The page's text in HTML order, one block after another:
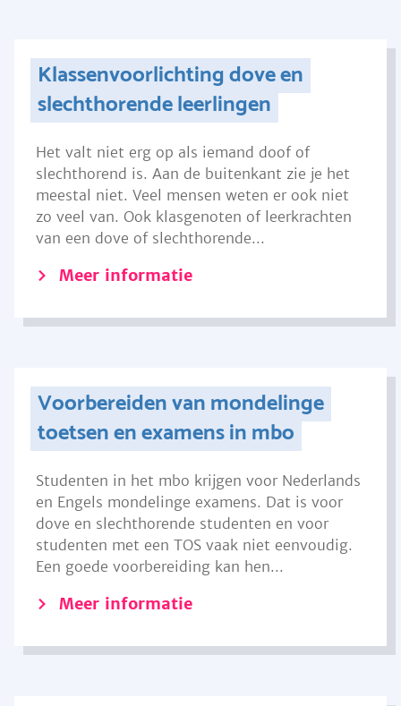
Klassenvoorlichting dove en
slechthorende leerlingen
Het valt niet erg op als iemand doof of
slechthorend is. Aan de buitenkant zie je het
meestal niet. Veel mensen weten er ook niet
zo veel van. Ook klasgenoten of leerkrachten
van een dove of slechthorende...
Meer informatie
Voorbereiden van mondelinge
toetsen en examens in mbo
Studenten in het mbo krijgen voor Nederlands
en Engels mondelinge examens. Dat is voor
dove en slechthorende studenten en voor
studenten met een TOS vaak niet eenvoudig.
Een goede voorbereiding kan hen...
Meer informatie